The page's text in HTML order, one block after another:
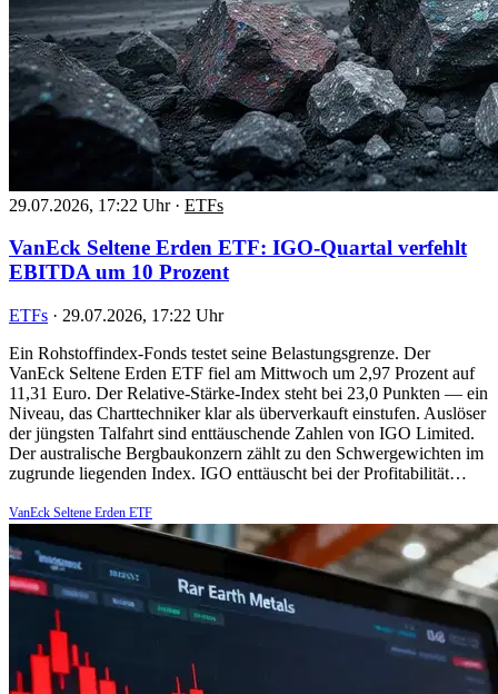
29.07.2026, 17:22 Uhr · ETFs
VanEck Seltene Erden ETF: IGO-Quartal verfehlt
EBITDA um 10 Prozent
ETFs · 29.07.2026, 17:22 Uhr
Ein Rohstoffindex-Fonds testet seine Belastungsgrenze. Der
VanEck Seltene Erden ETF fiel am Mittwoch um 2,97 Prozent auf
11,31 Euro. Der Relative-Stärke-Index steht bei 23,0 Punkten — ein
Niveau, das Charttechniker klar als überverkauft einstufen. Auslöser
der jüngsten Talfahrt sind enttäuschende Zahlen von IGO Limited.
Der australische Bergbaukonzern zählt zu den Schwergewichten im
zugrunde liegenden Index. IGO enttäuscht bei der Profitabilität…
VanEck Seltene Erden ETF